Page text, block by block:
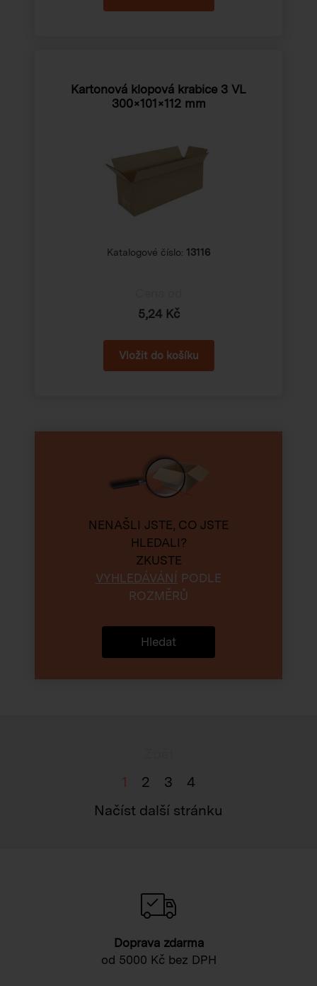
Kartonová klopová krabice 3 VL
300×101×112 mm
Katalogové číslo: 13116
5,24 Kč
NENAŠLI JSTE, CO JSTE
HLEDALI?
ZKUSTE
VYHLEDÁVÁNÍ PODLE
ROZMĚRŮ
Hledat
1
2 3
4
Načíst další stránku
Doprava zdarma
od 5000 Kč bez DPH